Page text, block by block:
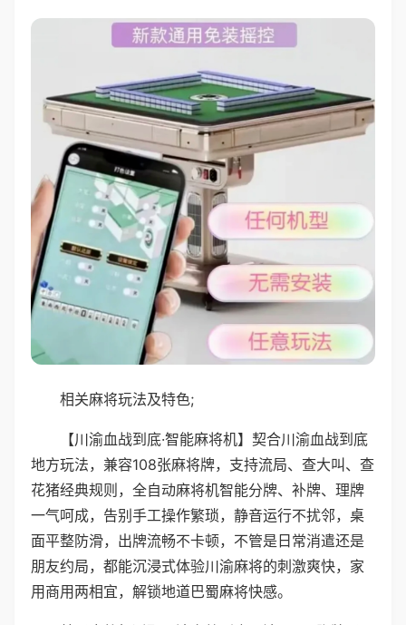
相关麻将玩法及特色;
【川渝血战到底·智能麻将机】契合川渝血战到底
地方玩法，兼容108张麻将牌，支持流局、查大叫、查
花猪经典规则，全自动麻将机智能分牌、补牌、理牌
一气呵成，告别手工操作繁琐，静音运行不扰邻，桌
面平整防滑，出牌流畅不卡顿，不管是日常消遣还是
朋友约局，都能沉浸式体验川渝麻将的刺激爽快，家
用商用两相宜，解锁地道巴蜀麻将快感。